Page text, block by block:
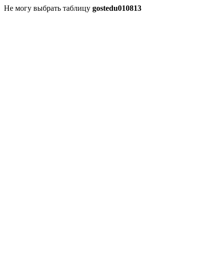
Не могу выбрать таблицу gostedu010813